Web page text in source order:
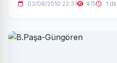
03/08/2010 22:31 415 1 dk